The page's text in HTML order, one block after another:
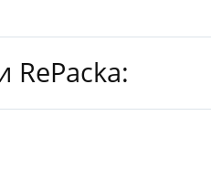
RePacka: